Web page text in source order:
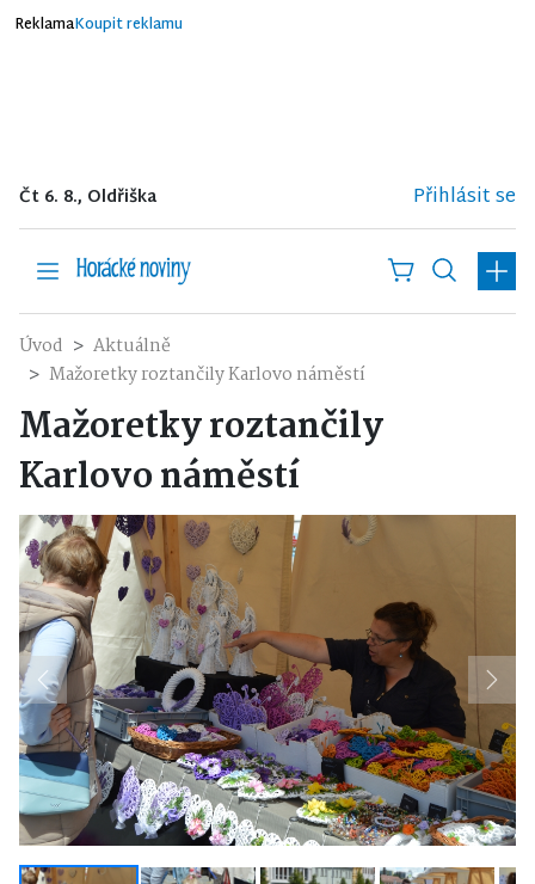
ReklamaKoupit reklamu
Čt 6. 8., Oldřiška Přihlásit se
Úvod
Aktuálně
Mažoretky roztančily Karlovo náměstí
Mažoretky roztančily
Karlovo náměstí
Previous Next